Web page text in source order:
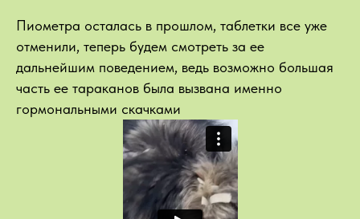
Пиометра осталась в прошлом, таблетки все уже
отменили, теперь будем смотреть за ее
дальнейшим поведением, ведь возможно большая
часть ее тараканов была вызвана именно
гормональными скачками